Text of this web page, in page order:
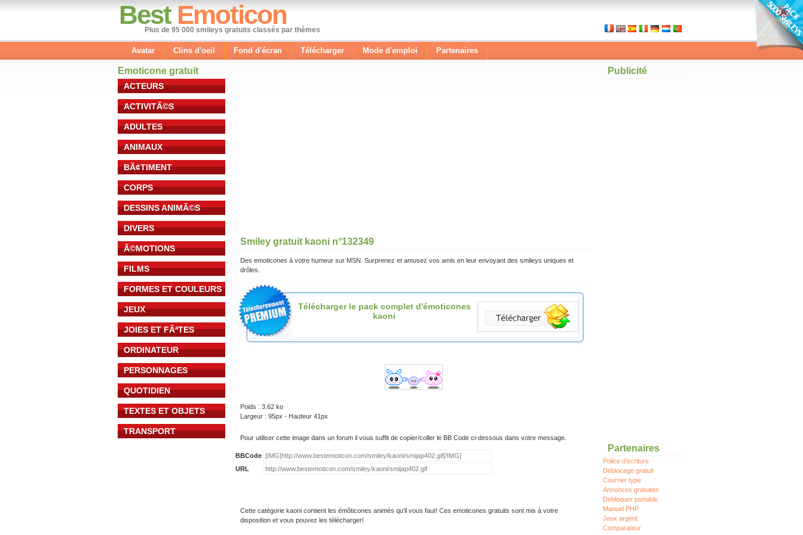
Best Emoticon
Plus de 95 000 smileys gratuits classés par thèmes
Avatar Clins d'oeil Fond d'écran Télécharger Mode d'emploi Partenaires
Emoticone gratuit
ACTEURS
ACTIVITÃ©S
ADULTES
ANIMAUX
BÃ¢TIMENT
CORPS
DESSINS ANIMÃ©S
DIVERS
Ã©MOTIONS
FILMS
FORMES ET COULEURS
JEUX
JOIES ET FÃªTES
ORDINATEUR
PERSONNAGES
QUOTIDIEN
TEXTES ET OBJETS
TRANSPORT
Smiley gratuit kaoni n°132349
Des emoticones à votre humeur sur MSN. Surprenez et amusez vos amis en leur envoyant des smileys uniques et
drôles.
Télécharger le pack complet d'émoticones
kaoni
Poids : 3.62 ko
Largeur : 95px - Hauteur 41px
Pour utiliser cette image dans un forum il vous suffit de copier/coller le BB Code ci-dessous dans votre message.
BBCode
URL
Cette catégorie kaoni contient les émôticones animés qu'il vous faut! Ces emoticones gratuits sont mis à votre
disposition et vous pouvez les télécharger!
Publicité
Partenaires
Police d'écriture
Déblocage gratuit
Courrier type
Annonces gratuites
Debloquer portable
Manuel PHP
Jeux argent
Comparateur